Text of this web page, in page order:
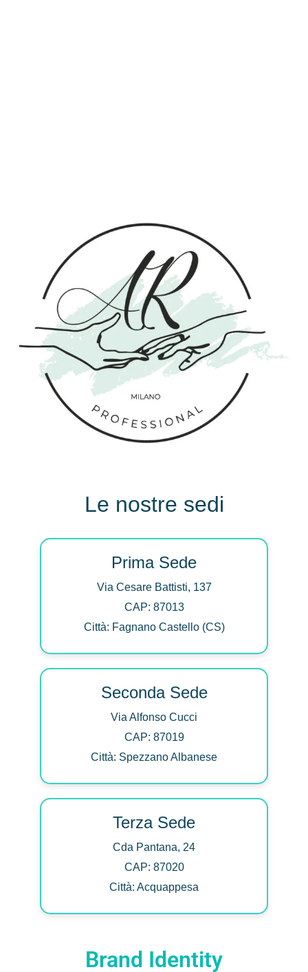
Le nostre sedi
Prima Sede
Via Cesare Battisti, 137
CAP: 87013
Città: Fagnano Castello (CS)
Seconda Sede
Via Alfonso Cucci
CAP: 87019
Città: Spezzano Albanese
Terza Sede
Cda Pantana, 24
CAP: 87020
Città: Acquappesa
Brand Identity